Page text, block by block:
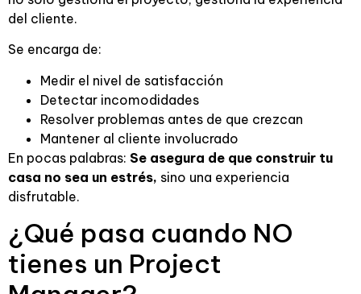
del cliente.
Se encarga de:
Medir el nivel de satisfacción
Detectar incomodidades
Resolver problemas antes de que crezcan
Mantener al cliente involucrado
En pocas palabras: Se asegura de que construir tu
casa no sea un estrés, sino una experiencia
disfrutable.
¿Qué pasa cuando NO
tienes un Project